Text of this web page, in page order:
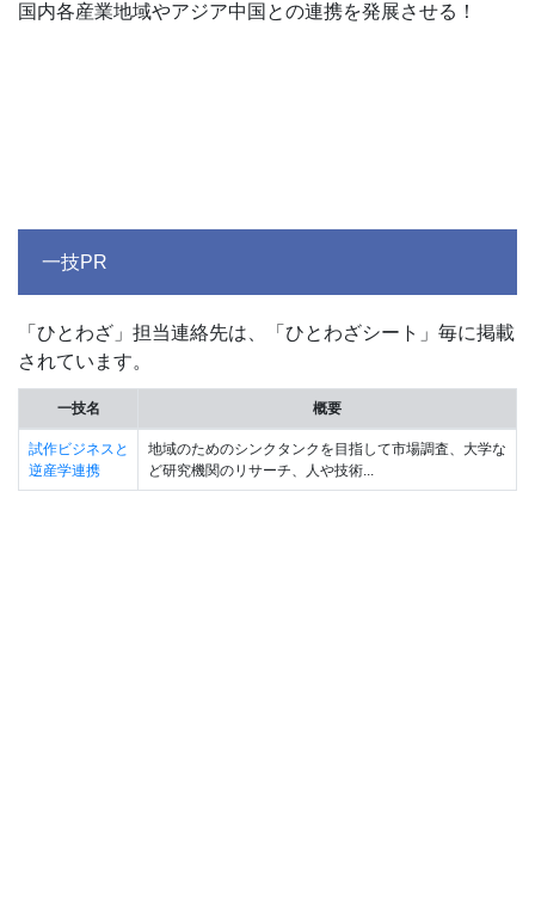
国内各産業地域やアジア中国との連携を発展させる！
一技PR
「ひとわざ」担当連絡先は、「ひとわざシート」毎に掲載
されています。
一技名 概要
試作ビジネスと
逆産学連携
地域のためのシンクタンクを目指して市場調査、大学な
ど研究機関のリサーチ、人や技術...